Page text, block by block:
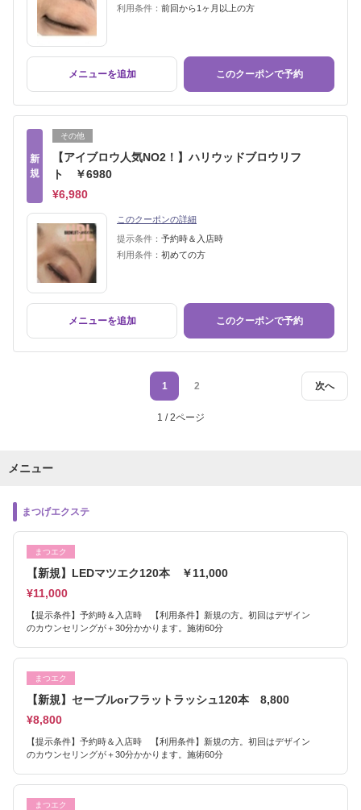
利用条件： 前回から1ヶ月以上の方
メニューを追加 このクーポンで予約
新
規
その他
【アイブロウ人気NO2！】ハリウッドブロウリフ
ト ￥6980
¥6,980
このクーポンの詳細
提示条件： 予約時＆入店時
利用条件： 初めての方
メニューを追加 このクーポンで予約
次へ
1 2
1 / 2ページ
メニュー
まつげエクステ
まつエク
【新規】LEDマツエク120本 ￥11,000
¥11,000
【提示条件】予約時＆入店時 【利用条件】新規の方。初回はデザイン
のカウンセリングが＋30分かかります。施術60分
まつエク
【新規】セーブルorフラットラッシュ120本 8,800
¥8,800
【提示条件】予約時＆入店時 【利用条件】新規の方。初回はデザイン
のカウンセリングが＋30分かかります。施術60分
まつエク